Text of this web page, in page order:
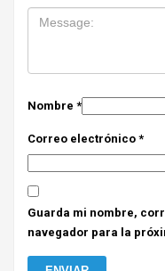
Nombre *
Correo electrónico *
Guarda mi nombre,
navegador para la